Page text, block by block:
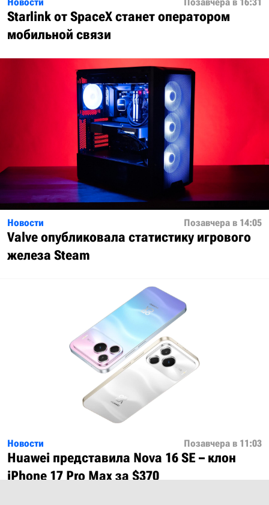
Новости Позавчера в 16:31
Starlink от SpaceX станет оператором
мобильной связи
Новости Позавчера в 14:05
Valve опубликовала статистику игрового
железа Steam
Новости Позавчера в 11:03
Huawei представила Nova 16 SE – клон
iPhone 17 Pro Max за $370